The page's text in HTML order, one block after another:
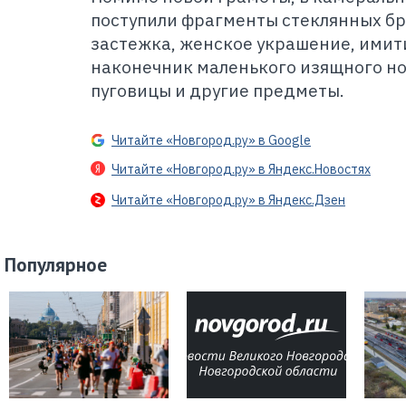
поступили фрагменты стеклянных
застежка, женское украшение,
наконечник маленького изящного
пуговицы и другие предметы.
Читайте «Новгород.ру» в Google
Читайте «Новгород.ру» в Яндекс.Новостях
Читайте «Новгород.ру» в Яндекс.Дзен
Популярное